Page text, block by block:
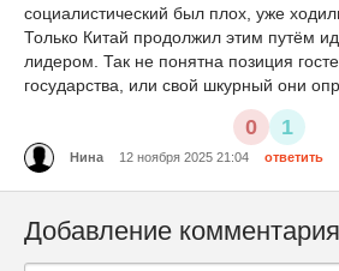
социалистический был плох, уже
Только Китай продолжил этим путём
лидером. Так не понятна позиция
государства, или свой шкурный они
0 1
Нина 12 ноября 2025 21:04 ответить
Добавление комментария